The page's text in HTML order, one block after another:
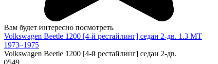
Вам будет интересно посмотреть
Volkswagen Beetle 1200 [4-й рестайлинг] седан 2-дв. 1.3 MT
1973–1975
Volkswagen Beetle 1200 [4-й рестайлинг] седан 2-дв.